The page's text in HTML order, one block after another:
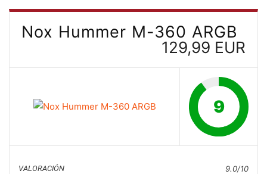
Nox Hummer M-360 ARGB
129,99 EUR
9
VALORACIÓN 9.0/10